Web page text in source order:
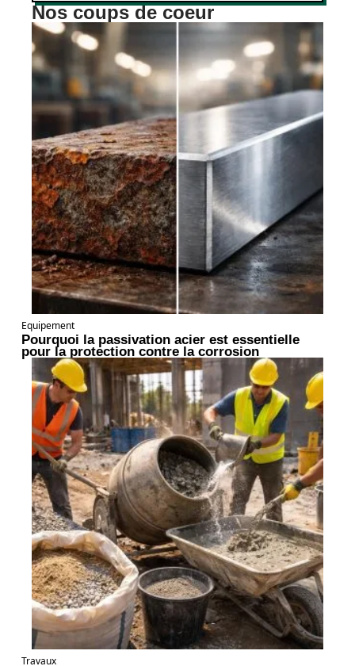
Nos coups de coeur
Equipement
Pourquoi la passivation acier est essentielle
pour la protection contre la corrosion
Travaux